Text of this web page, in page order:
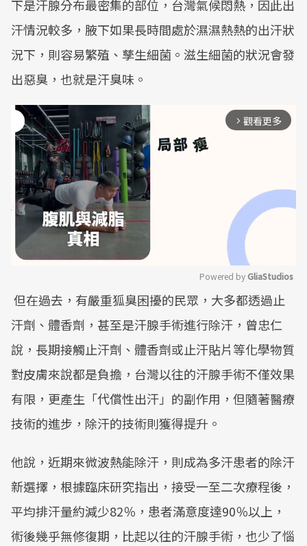
下是汗腺分布最密集的部位，台灣氣候悶熱，因此出
汗情況較多，腋下如果長時間處於濕濕熱熱的出汗狀
況下，則容易繁殖、孳生細菌。滋生細菌的狀況會發
出惡臭，也就是汗臭味。
arrow_forward_ios 觀看更多
Mute
Powered by GliaStudios
但在過去，有嚴重狐臭困擾的民眾，大多都透過止
汗劑、體香劑，甚至是汗腺手術進行除汗，曾忠仁
說，長期接觸止汗劑、體香劑或止汗貼片等化學物質
對皮膚來說都是負擔，台灣以往的汗腺手術不僅效果
有限，更產生「代償性出汗」的副作用，但隨著醫療
技術的進步，除汗的技術則獲得提升。
他說，近期來微波熱能除汗，則成為多汗患者的除汗
新選擇，根據臨床研究指出，接受一至二次療程後，
平均排汗量約減少82％，患者滿意度達90％以上，
術後幾乎無修復期，比起以往的汗腺手術，也少了惱